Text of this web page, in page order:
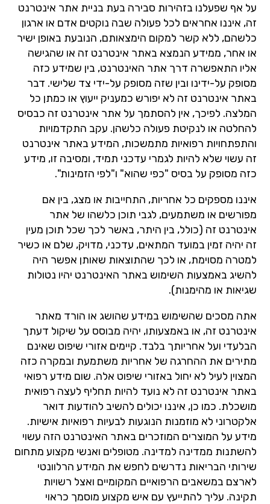
על אף שפעלנו בזהירות סבירה בעת בניית אתר אינטרנט
זה, איננו אחראים לכל פעולה שבה נוקטים אדם או ארגון
כלשהם, ללא קשר למקום הימצאותם, הנובעת באופן ישיר
או אחר, ממידע הנמצא באתר אינטרנט זה או שהגישה
אליו התאפשרה דרך אתר האינטרנט, בין שמידע כזה
מסופק על-ידינו ובין שזה מסופק על-ידי צד שלישי. דבר
באתר אינטרנט זה לא יפורש כמעניק ייעוץ או כמתן כל
המלצה. לפיכך, אין להסתמך על אתר אינטרנט זה כבסיס
להחלטה או לנקיטת פעולה כלשהן. עקב התקדמויות
והתפתחויות רפואיות מתמשכות, המידע באתר אינטרנט
זה עשוי שלא להיות לגמרי עדכני תמיד, ומסיבה זו, מידע
כזה מסופק על בסיס "כפי שהוא" ו"לפי הזמינות".
איננו מספקים כל אחריות, התחייבות או מצג, בין אם
מפורשים או משתמעים, לגבי תוכן כלשהו של אתר
אינטרנט זה (כולל, בין היתר, באשר לכך שכל תוכן מעין
זה יהיה זמין במועד המתאים, עדכני, מדויק, שלם או כשיר
למטרה מסוימת, או לכך שהתוצאות שאותן אפשר היה
להשיג באמצעות השימוש באתר האינטרנט יהיו נטולות
שגיאות או מהימנות).
אתה מסכים שהשימוש במידע שהושג או הורד מאתר
אינטרנט זה, או באמצעותו, יהיה מבוסס על שיקול דעתך
הבלעדי ועל אחריותך בלבד. קיימים אזורי שיפוט שאינם
מתירים את ההחרגה של אחריות משתמעת ובמקרה כזה
המצוין לעיל לא יחול באזורי שיפוט אלה. שום מידע רפואי
באתר אינטרנט זה לא נועד להיות תחליף לעצה רפואית
מושכלת. כמו כן, איננו יכולים להשיב להודעות דואר
אלקטרוני לא מוזמנות הנוגעות לבעיות רפואיות אישיות.
מידע על המוצרים המוזכרים באתר האינטרנט הזה עשוי
להשתנות ממדינה למדינה. מטופלים ואנשי מקצוע מתחום
שירותי הבריאות נדרשים לחפש את המידע הרלוונטי
לארצם במשאבים הרפואיים המקומיים ואצל רשויות
תקינה. עליך להתייעץ עם איש מקצוע מוסמך כראוי